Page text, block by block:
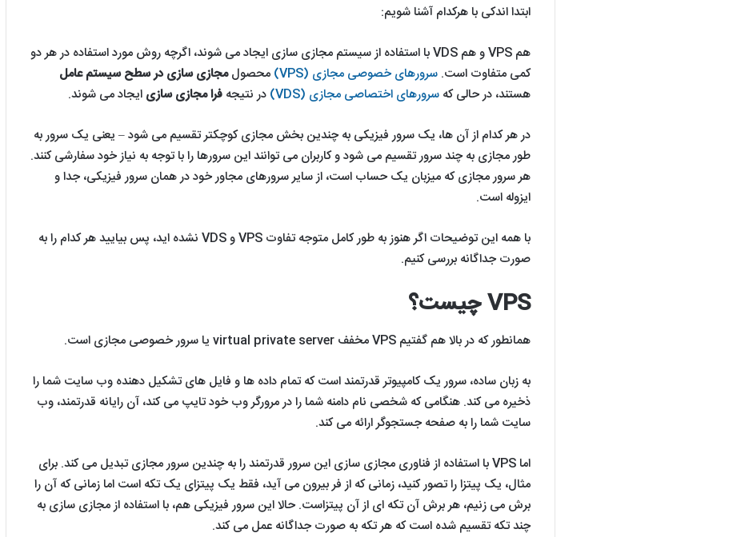
ابتدا اندکی با هرکدام آشنا شویم:
هم VPS و هم VDS با استفاده از سیستم مجازی سازی ایجاد می شوند، اگرچه روش مورد استفاده در هر دو
کمی متفاوت است. سرورهای خصوصی مجازی (VPS) محصولمجازی سازی در سطح سیستم عامل
هستند، در حالی که سرورهای اختصاصی مجازی (VDS) در نتیجه فرا مجازی سازی ایجاد می شوند.
در هر کدام از آن ها، یک سرور فیزیکی به چندین بخش مجازی کوچکتر تقسیم می شود – یعنی یک سرور به
طور مجازی به چند سرور تقسیم می شود و کاربران می توانند این سرورها را با توجه به نیاز خود سفارشی کنند.
هر سرور مجازی که میزبان یک حساب است، از سایر سرورهای مجاور خود در همان سرور فیزیکی، جدا و
ایزوله است.
با همه این توضیحات اگر هنوز به طور کامل متوجه تفاوت VPS و VDS نشده اید، پس بیایید هر کدام را به
صورت جداگانه بررسی کنیم.
VPS چیست؟
همانطور که در بالا هم گفتیم VPS مخفف virtual private server یا سرور خصوصی مجازی است.
به زبان ساده، سرور یک کامپیوتر قدرتمند است که تمام داده ها و فایل های تشکیل دهنده وب سایت شما را
ذخیره می کند. هنگامی که شخصی نام دامنه شما را در مرورگر وب خود تایپ می کند، آن رایانه قدرتمند، وب
سایت شما را به صفحه جستجوگر ارائه می کند.
اما VPS با استفاده از فناوری مجازی سازی این سرور قدرتمند را به چندین سرور مجازی تبدیل می کند. برای
مثال، یک پیتزا را تصور کنید، زمانی که از فر بیرون می آید، فقط یک پیتزای یک تکه است اما زمانی که آن را
برش می زنیم، هر برش آن تکه ای از آن پیتزاست. حالا این سرور فیزیکی هم، با استفاده از مجازی سازی به
چند تکه تقسیم شده است که هر تکه به صورت جداگانه عمل می کند.